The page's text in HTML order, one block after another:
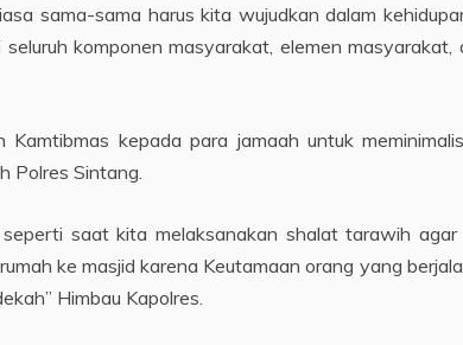
sama-sama harus kita wujudkan dalam
komponen masyarakat, elemen
kepada para jamaah untuk
Polres Sintang.
saat kita melaksanakan shalat tarawih
ke masjid karena Keutamaan orang yang
Himbau Kapolres.